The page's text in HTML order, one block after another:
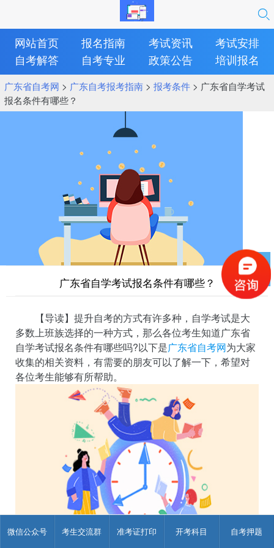
微信公众号 考生交流群 准考证打印 开考科目 自考押题
网站首页 报名指南 考试资讯
考试安排
自考解答
自考专业 政策公告 培训报名
广东省自考网 > 广东自考报考指南> 报考条件> 广东省自学考试
报名条件有哪些？
广东省自学考试报名条件有哪些？
【导读】提升自考的方式有许多种，自学考试是大
多数上班族选择的一种方式，那么各位考生知道广东省
自学考试报名条件有哪些吗?以下是广东省自考网为大家
收集的相关资料，有需要的朋友可以了解一下，希望对
各位考生能够有所帮助。